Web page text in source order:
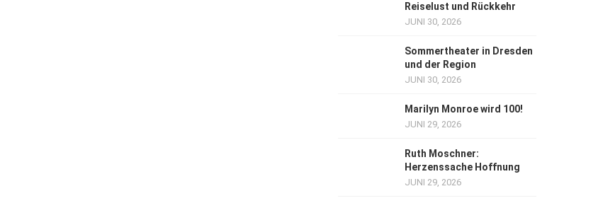
Reiselust und Rückkehr
JUNI 30, 2026
Sommertheater in Dresden
und der Region
JUNI 30, 2026
Marilyn Monroe wird 100!
JUNI 29, 2026
Ruth Moschner:
Herzenssache Hoffnung
JUNI 29, 2026